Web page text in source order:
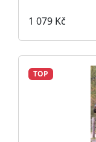
1 079 Kč
TOP